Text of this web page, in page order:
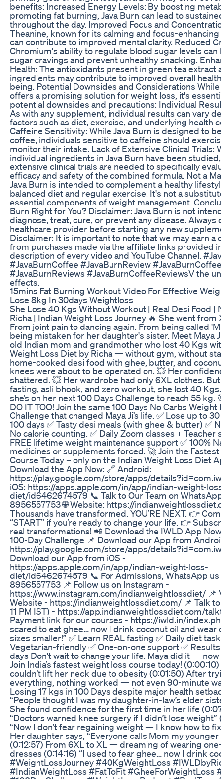
benefits: Increased Energy Levels: By boosting
promoting fat burning, Java Burn can lead to
throughout the day. Improved Focus and
Theanine, known for its calming and focus-
can contribute to improved mental clarity. Reduced
Chromium's ability to regulate blood sugar levels can
sugar cravings and prevent unhealthy snacking.
Health: The antioxidants present in green tea extract
ingredients may contribute to improved overall
being. Potential Downsides and Considerations While
offers a promising solution for weight loss, it's
potential downsides and precautions: Individual
As with any supplement, individual results can vary
factors such as diet, exercise, and underlying health
Caffeine Sensitivity: While Java Burn is designed to
coffee, individuals sensitive to caffeine should
monitor their intake. Lack of Extensive Clinical Trials:
individual ingredients in Java Burn have been
extensive clinical trials are needed to specifically
efficacy and safety of the combined formula. Not a
Java Burn is intended to complement a healthy
balanced diet and regular exercise. It's not a
essential components of weight management.
Burn Right for You? Disclaimer: Java Burn is not
diagnose, treat, cure, or prevent any disease. Always
healthcare provider before starting any new
Disclaimer: It is important to note that we may earn a
from purchases made via the affiliate links provided
description of every video and YouTube Channel.
#JavaBurnCoffee #JavaBurnReview
#JavaBurnReviews #JavaBurnCoffeeReviewsV the
effects.
15mins Fat Burning Workout Video For Effective
Lose 8kg In 30days Weightloss
She Lose 40 Kgs Without Workout | Real Desi Food |
Richa | Indian Weight Loss Journey 🔥 She went from
From joint pain to dancing again. From being called
being mistaken for her daughter's sister. Meet Maya
old Indian mom and grandmother who lost 40 Kgs
Weight Loss Diet by Richa — without gym, without
home-cooked desi food with ghee, butter, and
knees were about to be operated on. 💥 Her
shattered. 💥 Her wardrobe had only 6XL clothes.
fasting, asli bhook, and zero workout, she lost 40
she’s on her next 100 Days Challenge to reach 55 kg.
DO IT TOO! Join the same 100 Days No Carbs Weight
Challenge that changed Maya Ji’s life. ✅ Lose up to
100 days ✅ Tasty desi meals (with ghee & butter) ✅
No calorie counting. ✅ Daily Zoom classes + Teacher
FREE lifetime weight maintenance support ✅ 100%
medicines or supplements forced. 🚀 Join the
Course Today – only on the Indian Weight Loss Diet
Download the App Now: 🔗 Android:
https://play.google.com/store/apps/
iOS: https://apps.apple.com/in/app/indian-weight-
diet/id6462674579 📞 Talk to Our Team on
8956557753 🌐 Website: https://
Thousands have transformed. YOU’RE NEXT. 👉
“START” if you’re ready to change your life. 👉
real transformations! 📲 Download the IWLD App
100-Day Challenge 📌 Download our App from
https://play.google.com/store/apps/
Download our App from iOS -
https://apps.apple.com/in/app/indian-weight-loss-
diet/id6462674579 📞 For Admissions, WhatsApp us
8956557753 📌 Follow us on Instagram -
https://www.instagram.com/indianweightlossdiet/ 📌
Website - https://indianweightlossdiet.com/ 📌 Talk
11 PM IST) - https://app.indianweightlossdiet.com/
Payment link for our courses - https://iwld.in/
scared to eat ghee… now I drink coconut oil and wear
sizes smaller!” ✅ Learn REAL fasting ✅ Daily diet
Vegetarian-friendly ✅ One-on-one support ✅
days Don't wait to change your life. Maya did it — now
Join India’s fastest weight loss course today!
couldn’t lift her neck due to obesity (0:01:50) After
everything, nothing worked — not even 90-minute
Losing 17 kgs in 100 Days despite major health
“People thought I was my daughter-in-law’s elder
She found confidence for the first time in her life
“Doctors warned knee surgery if I didn’t lose weight”
“Now I don’t fear regaining weight — I know how to fix
Her daughter says, “Everyone calls Mom my younger
(0:12:57) From 6XL to XL — dreaming of wearing
dresses (0:14:16) “I used to fear ghee… now I drink
#WeightLossJourney #40KgWeightLoss
#IndianWeightLoss #FatToFit #GheeForWeightLoss